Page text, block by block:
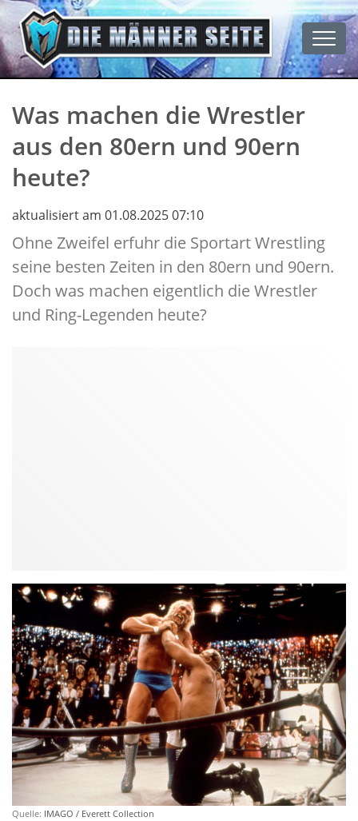
Was machen die Wrestler
aus den 80ern und 90ern
heute?
aktualisiert am 01.08.2025 07:10
Ohne Zweifel erfuhr die Sportart Wrestling
seine besten Zeiten in den 80ern und 90ern.
Doch was machen eigentlich die Wrestler
und Ring-Legenden heute?
Quelle: IMAGO / Everett Collection